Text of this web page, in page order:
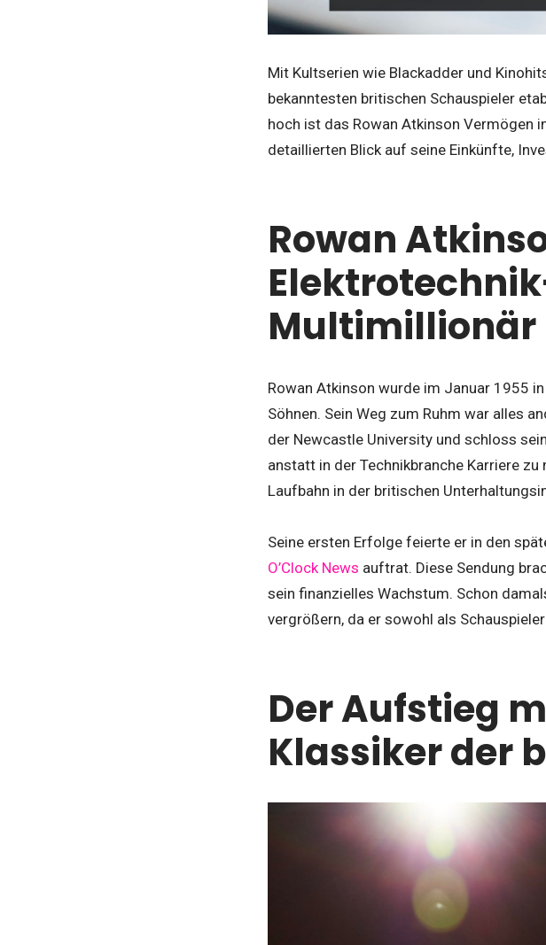
Mit Kultserien wie Blackadder und
bekanntesten britischen Schauspieler
hoch ist das Rowan Atkinson Vermögen
detaillierten Blick auf seine Einkünfte,
Rowan
Multimillionär
Rowan Atkinson wurde im Januar 1955
Söhnen. Sein Weg zum Ruhm war alles
der Newcastle University und schloss
anstatt in der Technikbranche Karriere
Laufbahn in der britischen
Seine ersten Erfolge feierte er in den
O’Clock News auftrat. Diese Sendung
sein finanzielles Wachstum. Schon
vergrößern, da er sowohl als
Der Aufstieg
Klassiker der